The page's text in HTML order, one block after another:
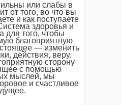
или слабы в
от того, во что вы
и как поступаете
здоровья и
для того, чтобы
благоприятную
— изменить
действия, веру.
сторону
с помощью
мыслей, мы
и счастливое